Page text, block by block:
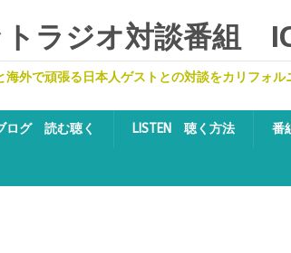
ラジオ対談番組
外で頑張る日本人ゲストとの対談をカリフォル
ログ 読む聴く LISTEN 聴く方法 番